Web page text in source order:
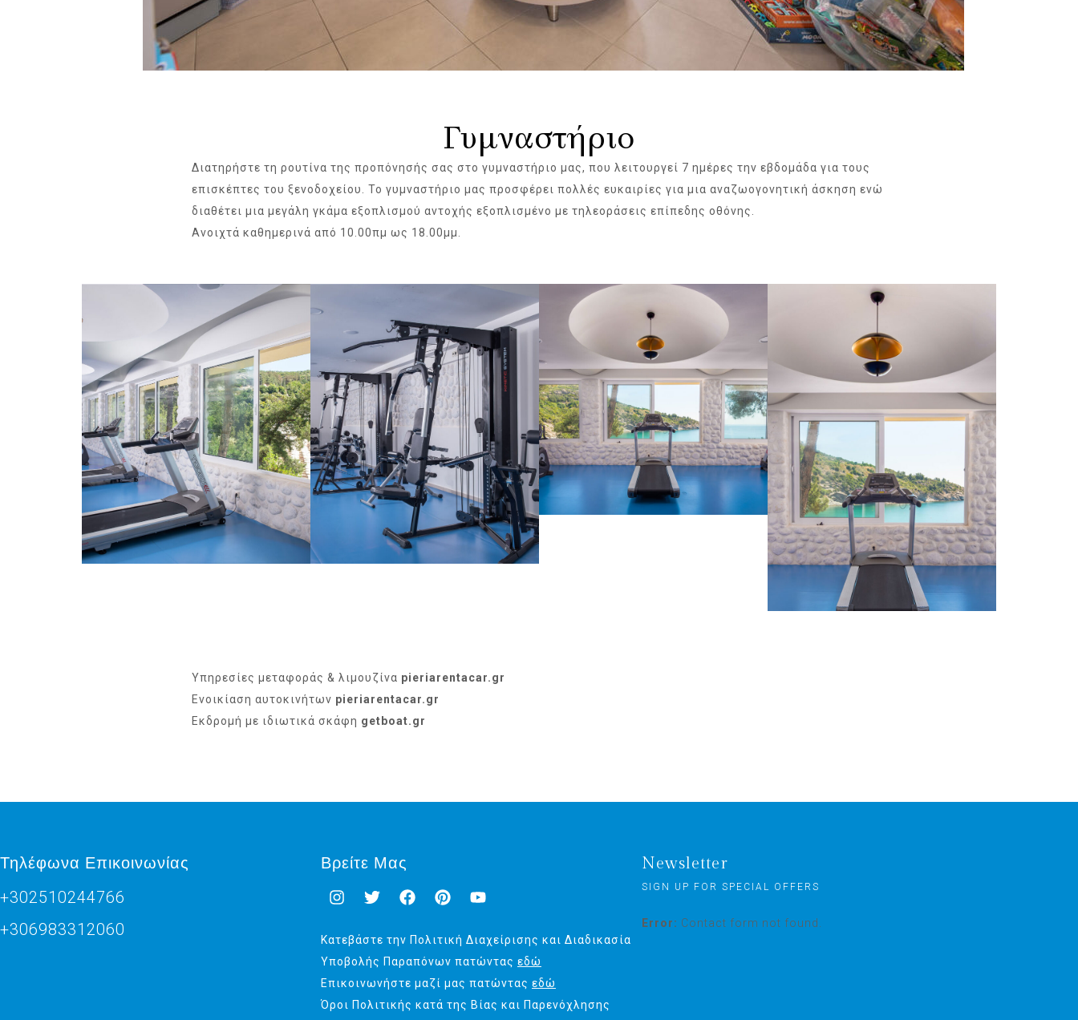
Γυμναστήριο
Διατηρήστε τη ρουτίνα της προπόνησής σας στο γυμναστήριο μας, που λειτουργεί 7 ημέρες την εβδομάδα για τους
επισκέπτες του ξενοδοχείου. Το γυμναστήριο μας προσφέρει πολλές ευκαιρίες για μια αναζωογονητική άσκηση ενώ
διαθέτει μια μεγάλη γκάμα εξοπλισμού αντοχής εξοπλισμένο με τηλεοράσεις επίπεδης οθόνης.
Ανοιχτά καθημερινά από 10.00πμ ως 18.00μμ.
Υπηρεσίες μεταφοράς & λιμουζίνα pieriarentacar.gr
Ενοικίαση αυτοκινήτων pieriarentacar.gr
Εκδρομή με ιδιωτικά σκάφη getboat.gr
Τηλέφωνα Επικοινωνίας
+302510244766
+306983312060
Βρείτε Μας
Κατεβάστε την Πολιτική Διαχείρισης και Διαδικασία
Υποβολής Παραπόνων πατώντας εδώ
Επικοινωνήστε μαζί μας πατώντας εδώ
Όροι Πολιτικής κατά της Βίας και Παρενόχλησης
Newsletter
SIGN UP FOR SPECIAL OFFERS
Error: Contact form not found.